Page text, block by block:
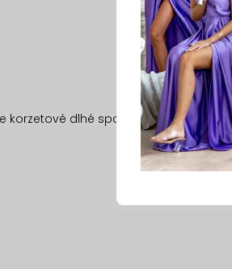
korzetové dlhé spoločenské